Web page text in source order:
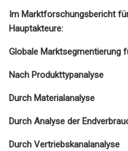
Im Marktforschungsbericht
Hauptakteure:
Globale Marktsegmentierung
Nach Produkttypanalyse
Durch Materialanalyse
Durch Analyse der
Durch Vertriebskanalanalyse